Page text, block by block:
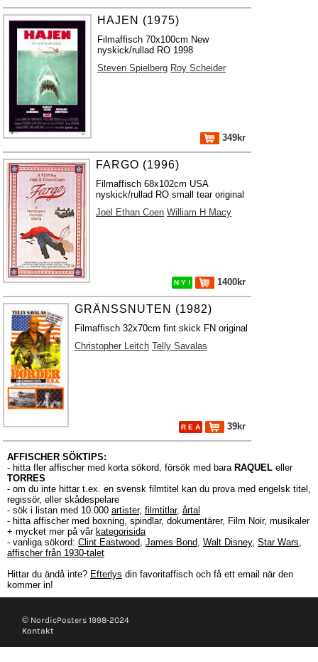
HAJEN (1975)
Filmaffisch 70x100cm New
nyskick/rullad RO 1998
Steven Spielberg Roy Scheider
349kr
FARGO (1996)
Filmaffisch 68x102cm USA
nyskick/rullad RO small tear original
Joel Ethan Coen William H Macy
N Y ! 1400kr
GRÄNSSNUTEN (1982)
Filmaffisch 32x70cm fint skick FN original
Christopher Leitch Telly Savalas
R E A 39kr
AFFISCHER SÖKTIPS:
- hitta fler affischer med korta sökord, försök med bara RAQUEL eller
TORRES
- om du inte hittar t.ex. en svensk filmtitel kan du prova med engelsk titel,
regissör, eller skådespelare
- sök i listan med 10.000 artister, filmtitlar, årtal
- hitta affischer med boxning, spindlar, dokumentärer, Film Noir, musikaler
+ mycket mer på vår kategorisida
- vanliga sökord: Clint Eastwood, James Bond, Walt Disney, Star Wars,
affischer från 1930-talet
Hittar du ändå inte? Efterlys din favoritaffisch och få ett email när den
kommer in!
© NordicPosters 1998-2024
Kontakt